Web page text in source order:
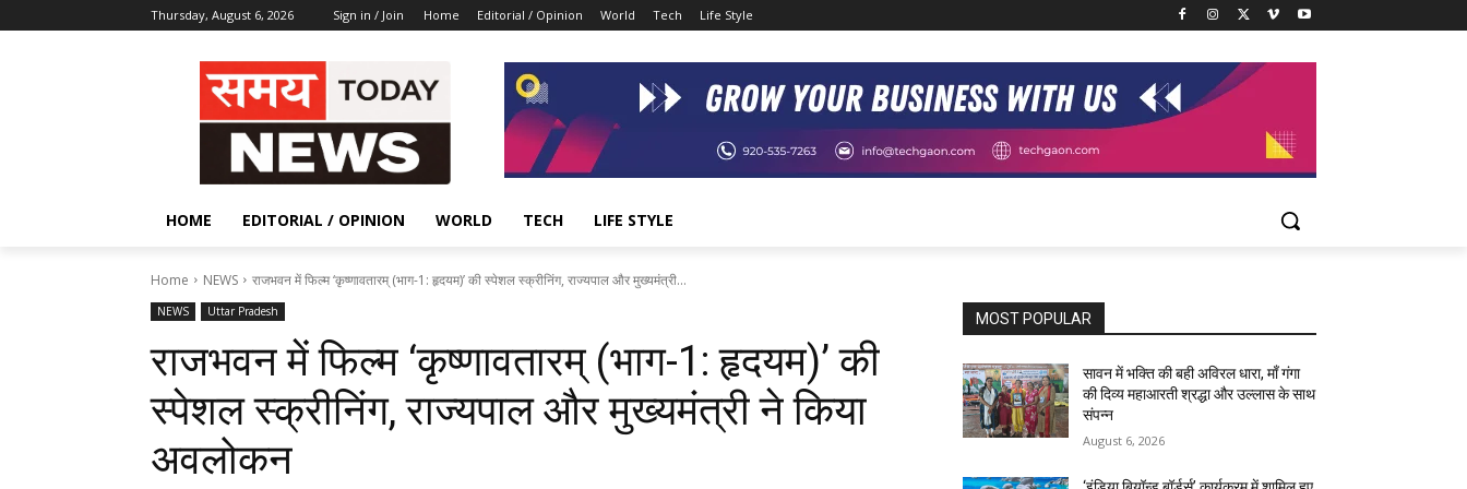
Thursday, August 6, 2026 Sign in / Join Home Editorial / Opinion World Tech Life Style
HOME EDITORIAL / OPINION WORLD TECH LIFE STYLE
Home NEWS राजभवन में फिल्म ‘कृष्णावतारम् (भाग-1: हृदयम)’ की स्पेशल स्क्रीनिंग, राज्यपाल और मुख्यमंत्री...
NEWS Uttar Pradesh
राजभवन में फिल्म ‘कृष्णावतारम् (भाग-1: हृदयम)’ की
स्पेशल स्क्रीनिंग, राज्यपाल और मुख्यमंत्री ने किया
अवलोकन
MOST POPULAR
सावन में भक्ति की बही अविरल धारा, माँ गंगा
की दिव्य महाआरती श्रद्धा और उल्लास के साथ
संपन्न
August 6, 2026